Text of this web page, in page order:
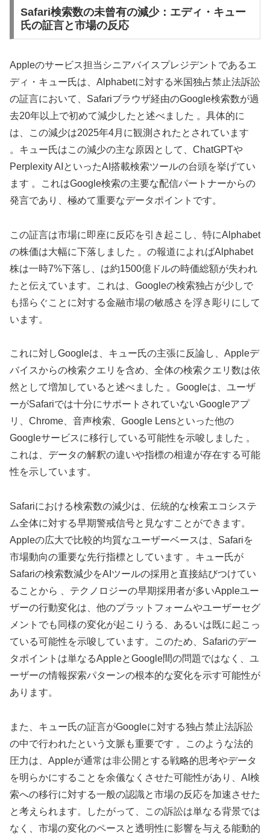
Safari検索数の未曾有の減少：エディ・キュー
氏の証言と市場の反応
Appleのサービス担当シニアバイスプレジデントであるエ
ディ・キュー氏は、Alphabetに対する米国独占禁止法訴訟
の証言において、Safariブラウザ経由のGoogle検索数が過
去20年以上で初めて減少したと述べました 。具体的に
は、この減少は2025年4月に観測されたとされています
。キュー氏はこの減少の主な原因として、ChatGPTや
Perplexity AIといったAI搭載検索ツールの台頭を挙げてい
ます 。これはGoogle検索の主要な配信パートナーからの
発言であり、極めて重要なデータポイントです。
この証言は市場に即座に反応を引き起こし、特にAlphabet
の株価は大幅に下落しました 。の報道によればAlphabet
株は一時7%下落し、は約1500億ドルの時価総額が失われ
たと伝えています。これは、Googleの検索独占が少しで
も揺らぐことに対する金融市場の敏感さを浮き彫りにして
います。
これに対しGoogleは、キュー氏の主張に反論し、Appleデ
バイスからの検索クエリを含め、全体の検索クエリ数は依
然として増加していると述べました 。Googleは、ユーザ
ーがSafariでは十分にサポートされていないGoogleアプ
リ、Chrome、音声検索、Google Lensといった他の
Googleサービスに移行している可能性を示唆しました 。
これは、データの解釈の違いや指標の相違が存在する可能
性を示しています。
Safariにおける検索数の減少は、伝統的な検索エコシステ
ム全体に対する早期警戒信号と見なすことができます。
Appleの広大で比較的均質なユーザーベースは、Safariを
市場動向の重要な先行指標としています 。キュー氏が
Safariの検索数減少をAIツールの採用と直接結びつけてい
ることから 、テクノロジーの早期採用者が多いAppleユー
ザーの行動変化は、他のプラットフォームやユーザーセグ
メントでも同様の変化が起こりうる、あるいは既に起こっ
ている可能性を示唆しています。このため、Safariのデー
タポイントは単なるAppleとGoogle間の問題ではなく、ユ
ーザーの情報探索パターンの根本的な変化を示す可能性が
あります。
また、キュー氏の証言がGoogleに対する独占禁止法訴訟
の中で行われたという文脈も重要です 。このような法的
圧力は、Appleが通常は非公開とする戦略的思考やデータ
を明らかにすることを余儀なくさせた可能性があり、AI検
索への移行に対する一般の認識と市場の反応を加速させた
と考えられます。したがって、この訴訟は単なる背景では
なく、市場の変化のペースと透明性に影響を与える能動的